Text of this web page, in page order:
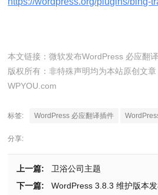
本文链接：微软发布WordPress 必应翻
版权所有：非特殊声明均为本站原创文章
WPYOU.com
标签: WordPress 必应翻译插件
分享:
上一篇:
卫浴公司主题
下一篇:
WordPress 3.8.3 维护版本